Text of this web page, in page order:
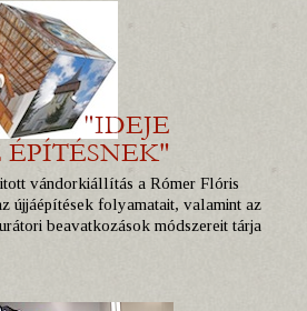
vándorkiállítás a Rómer Flóris
újjáépítések folyamatait, valamint az
beavatkozások módszereit tárja